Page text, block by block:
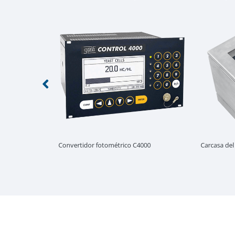
Convertidor fotométrico C4000 Carcasa